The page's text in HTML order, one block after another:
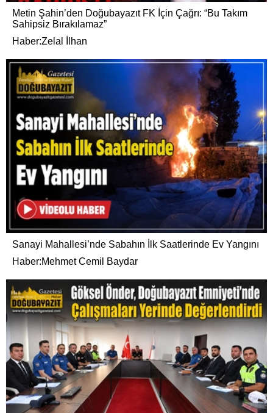
Metin Şahin’den Doğubayazıt FK İçin Çağrı: “Bu Takım
Sahipsiz Bırakılamaz”
Haber:Zelal İlhan
Sanayi Mahallesi’nde Sabahın İlk Saatlerinde Ev Yangını
Haber:Mehmet Cemil Baydar